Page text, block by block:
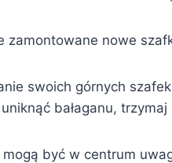
zamontowane nowe
swoich górnych
bałaganu,
być w centrum